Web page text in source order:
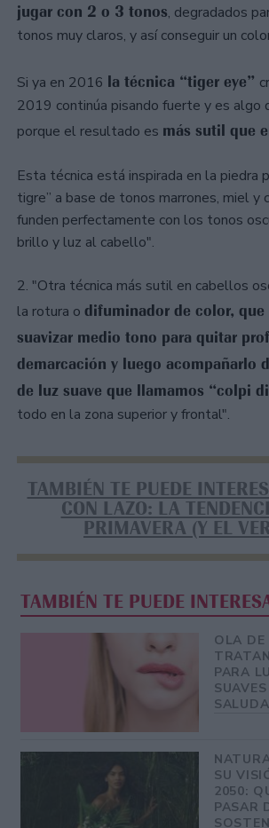
jugar con 2 o 3 tonos, degradados
tonos muy claros, y así conseguir un
Si ya en 2016 la técnica “tiger eye”
2019 continúa pisando fuerte y es algo
porque el resultado es más sutil que
Esta técnica está inspirada en la piedra
tigre” a base de tonos marrones, miel y
funden perfectamente con los tonos
brillo y luz al cabello".
2. "Otra técnica más sutil en cabellos
la rotura o difuminador de color, que
suavizar medio tono para quitar
demarcación y luego acompañarlo
de luz suave que llamamos “colpi
todo en la zona superior y frontal".
TAMBIÉN TE PUEDE
CON LAZO: LA
PRIMAVERA (Y EL
TAMBIÉN TE PUEDE
OLA DE
PARA
SUAVES
SU
2050:
PASAR